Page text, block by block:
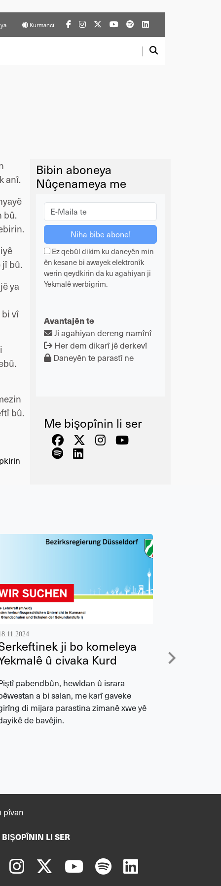
Kurmancî
anî.
bû.
bû.
ya
vî
bû.
Bibin aboneya
Nûçenameya me
Ez qebûl dikim ku daneyên min
ên kesane bi awayek elektronîk
werin qeydkirin da ku agahiyan ji
Yekmalê werbigrim.
Avantajên te
Ji agahiyan dereng namînî
Her dem dikarî jê derkevî
Daneyên te parastî ne
Me bişopînin li ser
ji bo komeleya
û civaka Kurd
pabendbûn, hewldan û israra
a bi salan, me karî gaveke
di mijara parastina zimanê xwe yê
de bavêjin.
pîvan
LI SER